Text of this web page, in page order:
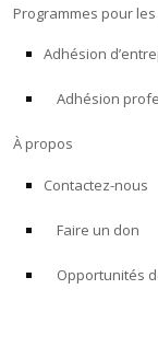
Programmes pour
Adhésion
Adhésion
À propos
Contactez-nous
Faire un don
Opportunités